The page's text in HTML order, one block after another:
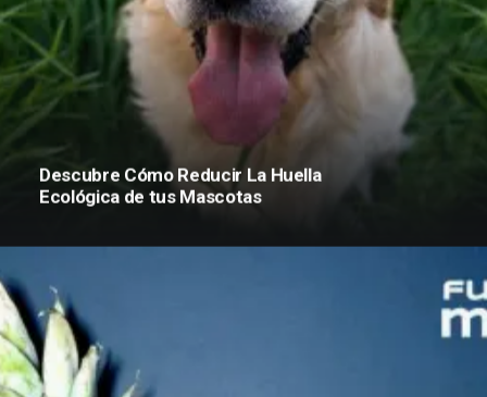
Descubre Cómo Reducir La Huella
Ecológica de tus Mascotas